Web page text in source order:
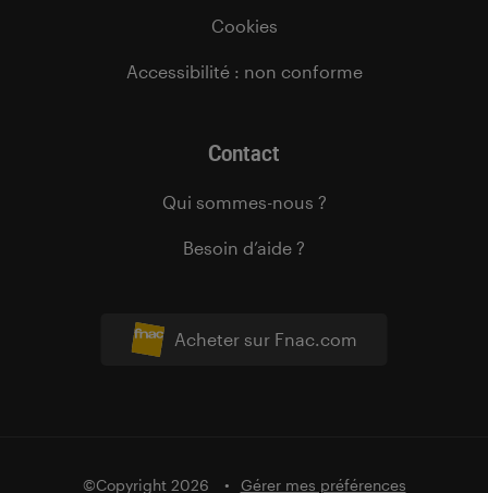
Acheter sur Fnac.com
Cookies
Accessibilité : non conforme
Contact
Qui sommes-nous ?
Besoin d’aide ?
©Copyright 2026 Gérer mes préférences